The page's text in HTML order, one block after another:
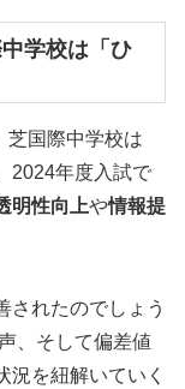
学校は「ひ
芝国際中学校は
2024年度入試で
明性向上や情報提
されたのでしょう
、そして偏差値
況を紐解いていく